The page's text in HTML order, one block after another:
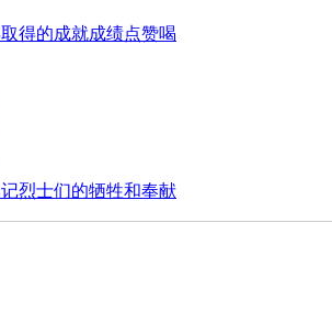
得的成就成绩点赞喝
烈士们的牺牲和奉献